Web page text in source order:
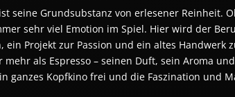
seine Grundsubstanz von erlesener Reinheit.
sehr viel Emotion im Spiel. Hier wird der
ein Projekt zur Passion und ein altes Handwerk
mehr als Espresso – seinen Duft, sein Aroma
ganzes Kopfkino frei und die Faszination und